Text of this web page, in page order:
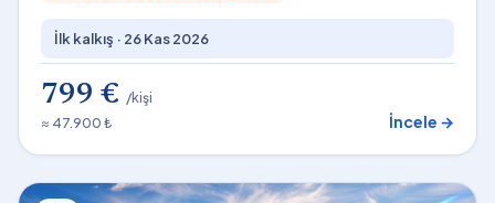
İlk kalkış · 26 Kas 2026
799 € /kişi
≈ 47.900 ₺
İncele →